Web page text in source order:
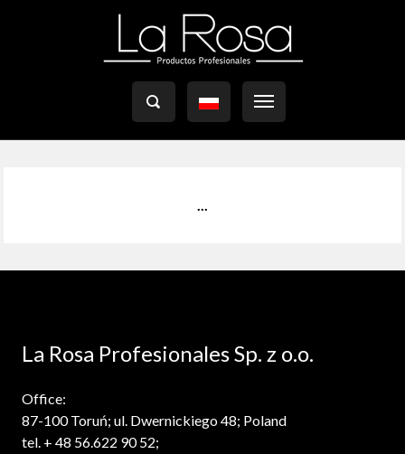

...
La Rosa Profesionales Sp. z o.o.
Office:
87-100 Toruń; ul. Dwernickiego 48; Poland
tel. + 48 56.622 90 52;